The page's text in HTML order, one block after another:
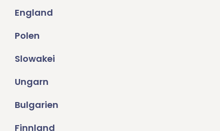
England
Polen
Slowakei
Ungarn
Bulgarien
Finnland